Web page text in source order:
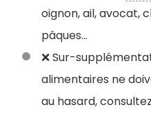
oignon, ail, avocat,
pâques…
❌ Sur-
alimentaires ne
au hasard,